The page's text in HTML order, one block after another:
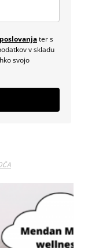
ter s
v skladu
svojo